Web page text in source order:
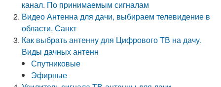
канал. По принимаемым сигналам
Видео Антенна для дачи, выбираем телевидение в
области. Санкт
Как выбрать антенну для Цифрового ТВ на дачу.
Виды дачных антенн
Спутниковые
Эфирные